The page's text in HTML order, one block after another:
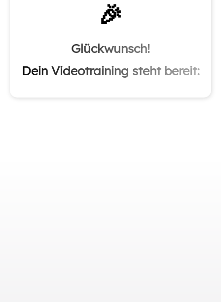
🎉
Glückwunsch!
Dein Videotraining steht bereit: